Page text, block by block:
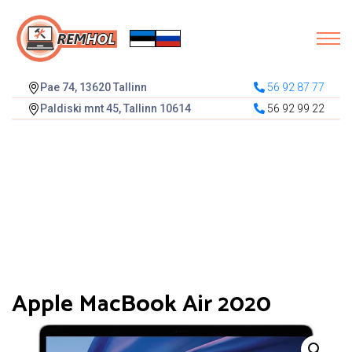
Pae 74, 13620 Tallinn
56 92 87 77
Paldiski mnt 45, Tallinn 10614
56 92 99 22
Apple MacBook Air 2020